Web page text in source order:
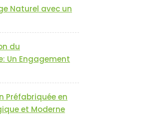
Naturel avec un
du
Un Engagement
Préfabriquée en
et Moderne